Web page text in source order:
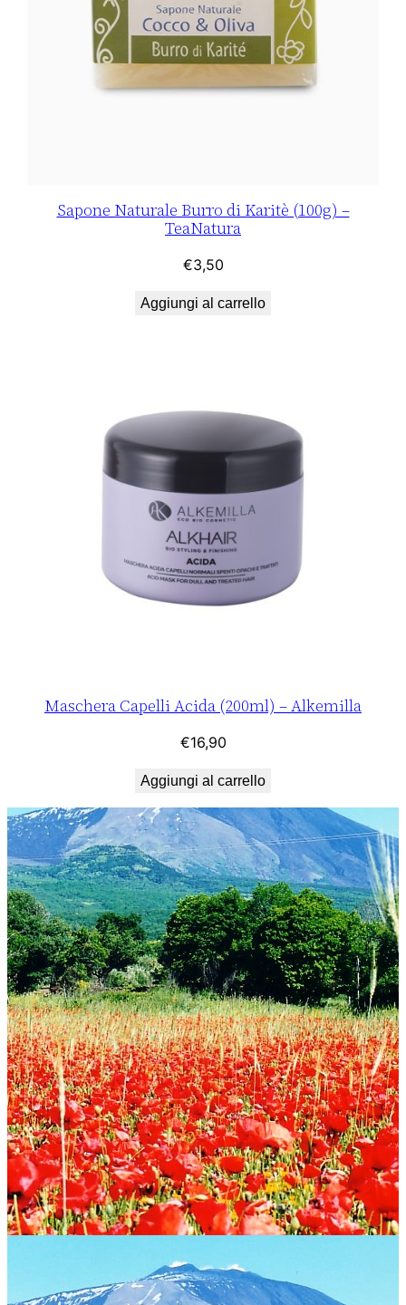
Sapone Naturale Burro di Karitè (100g) –
TeaNatura
€3,50
Aggiungi al carrello
Maschera Capelli Acida (200ml) – Alkemilla
€16,90
Aggiungi al carrello